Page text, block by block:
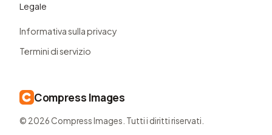
Legale
Informativa sulla privacy
Termini di servizio
Compress Images
© 2026 Compress Images. Tutti i diritti riservati.